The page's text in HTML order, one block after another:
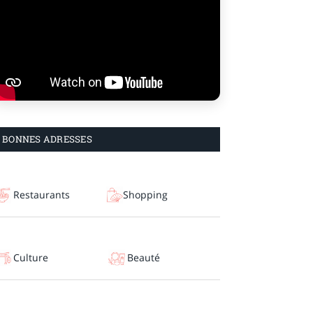
BONNES ADRESSES
Restaurants Shopping
Culture Beauté